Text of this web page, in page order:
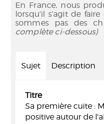
En France, nous
lorsqu’il s’agit de
sommes pas des
complète ci-dessous)
Sujet Description
Titre
Sa première cuite :
positive autour de